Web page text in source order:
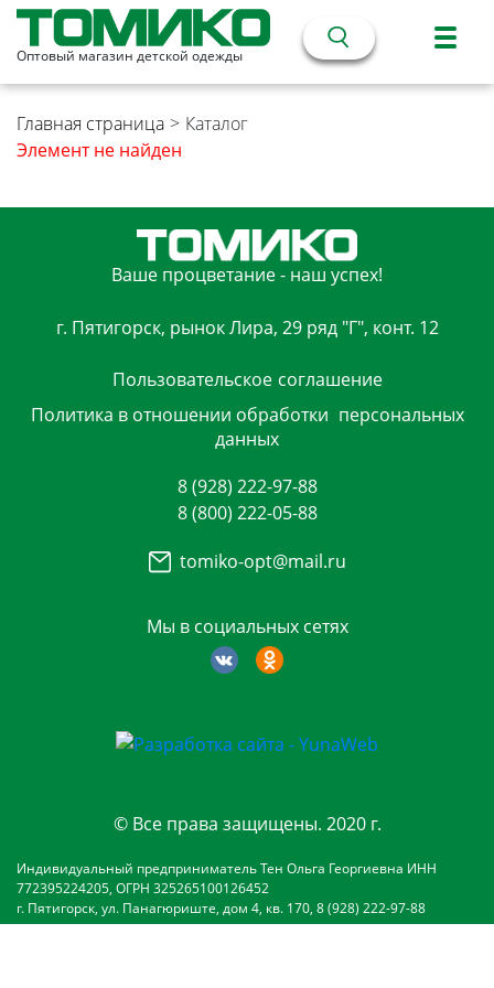
Оптовый магазин детской одежды
Главная страница > Каталог
Элемент не найден
Ваше процветание - наш успех!
г. Пятигорск, рынок Лира, 29 ряд "Г", конт. 12
Пользовательское соглашение
Политика в отношении обработки персональных
данных
Мы в социальных сетях
8 (928) 222-97-88
8 (800) 222-05-88
tomiko-opt@mail.ru
© Все права защищены. 2020 г.
Индивидуальный предприниматель Тен Ольга Георгиевна ИНН
772395224205, ОГРН 325265100126452
г. Пятигорск, ул. Панагюриште, дом 4, кв. 170, 8 (928) 222-97-88